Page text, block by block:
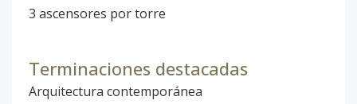
3 ascensores por torre
Terminaciones destacadas
Arquitectura contemporánea